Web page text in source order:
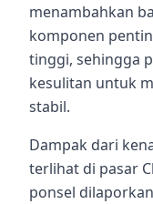
menambahkan
komponen
tinggi, sehingga
kesulitan untuk
stabil.
Dampak dari
terlihat di pasar
ponsel